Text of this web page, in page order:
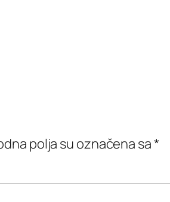
polja su označena sa*